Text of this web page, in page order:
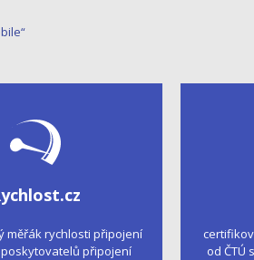
měřák rychlosti připojení
připojení
od ČTÚ